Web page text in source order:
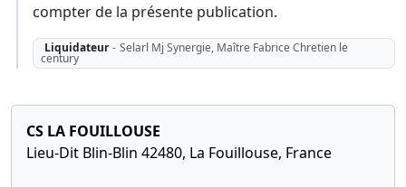
compter de la présente publication.
Liquidateur - Selarl Mj Synergie, Maître Fabrice Chretien le
century
CS LA FOUILLOUSE
Lieu-Dit Blin-Blin 42480, La Fouillouse, France